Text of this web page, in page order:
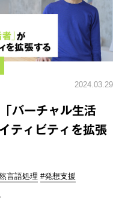
2024.03.29
バーチャル生活
ティビティを拡張
言語処理 #発想支援